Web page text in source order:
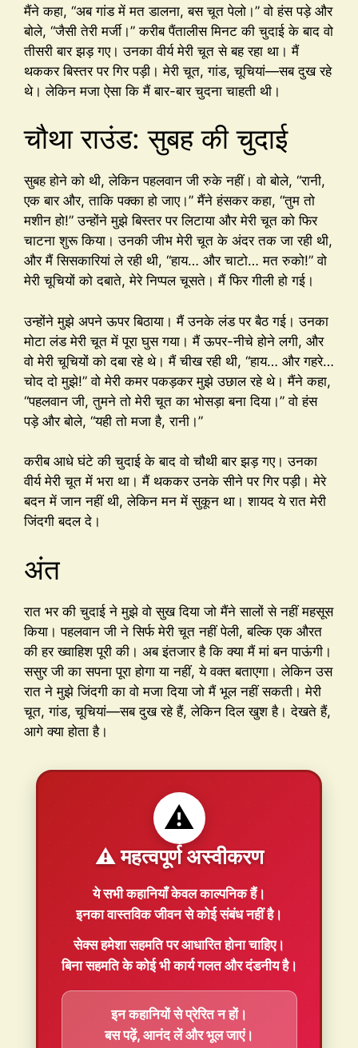
मैंने कहा, “अब गांड में मत डालना, बस चूत पेलो।” वो हंस पड़े और
बोले, “जैसी तेरी मर्जी।” करीब पैंतालीस मिनट की चुदाई के बाद वो
तीसरी बार झड़ गए। उनका वीर्य मेरी चूत से बह रहा था। मैं
थककर बिस्तर पर गिर पड़ी। मेरी चूत, गांड, चूचियां—सब दुख रहे
थे। लेकिन मजा ऐसा कि मैं बार-बार चुदना चाहती थी।
चौथा राउंड: सुबह की चुदाई
सुबह होने को थी, लेकिन पहलवान जी रुके नहीं। वो बोले, “रानी,
एक बार और, ताकि पक्का हो जाए।” मैंने हंसकर कहा, “तुम तो
मशीन हो!” उन्होंने मुझे बिस्तर पर लिटाया और मेरी चूत को फिर
चाटना शुरू किया। उनकी जीभ मेरी चूत के अंदर तक जा रही थी,
और मैं सिसकारियां ले रही थी, “हाय… और चाटो… मत रुको!” वो
मेरी चूचियों को दबाते, मेरे निप्पल चूसते। मैं फिर गीली हो गई।
उन्होंने मुझे अपने ऊपर बिठाया। मैं उनके लंड पर बैठ गई। उनका
मोटा लंड मेरी चूत में पूरा घुस गया। मैं ऊपर-नीचे होने लगी, और
वो मेरी चूचियों को दबा रहे थे। मैं चीख रही थी, “हाय… और गहरे…
चोद दो मुझे!” वो मेरी कमर पकड़कर मुझे उछाल रहे थे। मैंने कहा,
“पहलवान जी, तुमने तो मेरी चूत का भोसड़ा बना दिया।” वो हंस
पड़े और बोले, “यही तो मजा है, रानी।”
करीब आधे घंटे की चुदाई के बाद वो चौथी बार झड़ गए। उनका
वीर्य मेरी चूत में भरा था। मैं थककर उनके सीने पर गिर पड़ी। मेरे
बदन में जान नहीं थी, लेकिन मन में सुकून था। शायद ये रात मेरी
जिंदगी बदल दे।
अंत
रात भर की चुदाई ने मुझे वो सुख दिया जो मैंने सालों से नहीं महसूस
किया। पहलवान जी ने सिर्फ मेरी चूत नहीं पेली, बल्कि एक औरत
की हर ख्वाहिश पूरी की। अब इंतजार है कि क्या मैं मां बन पाऊंगी।
ससुर जी का सपना पूरा होगा या नहीं, ये वक्त बताएगा। लेकिन उस
रात ने मुझे जिंदगी का वो मजा दिया जो मैं भूल नहीं सकती। मेरी
चूत, गांड, चूचियां—सब दुख रहे हैं, लेकिन दिल खुश है। देखते हैं,
आगे क्या होता है।
⚠️
⚠️ महत्वपूर्ण अस्वीकरण
ये सभी कहानियाँकेवल काल्पनिकहैं।
इनका वास्तविक जीवन से कोई संबंध नहीं है।
सेक्स हमेशासहमतिपर आधारित होना चाहिए।
बिना सहमति के कोई भी कार्य गलत और दंडनीय है।
इन कहानियों से प्रेरित न हों।
बस पढ़ें, आनंद लें और भूल जाएं।